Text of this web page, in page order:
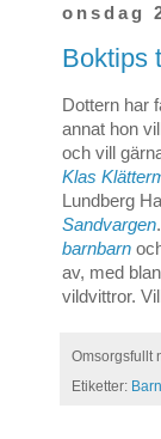
onsdag
Boktips
Dottern har
annat hon
och vill
Klas
Lundberg
Sandvargen
barnbarn
av, med
vildvittror.
Omsorgsfullt
Etiketter: